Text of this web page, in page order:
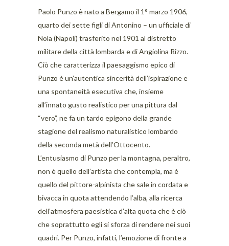
Paolo Punzo è nato a Bergamo il 1° marzo 1906,
quarto dei sette figli di Antonino – un ufficiale di
Nola (Napoli) trasferito nel 1901 al distretto
militare della città lombarda e di Angiolina Rizzo.
Ciò che caratterizza il paesaggismo epico di
Punzo è un’autentica sincerità dell’ispirazione e
una spontaneità esecutiva che, insieme
all’innato gusto realistico per una pittura dal
“vero”, ne fa un tardo epigono della grande
stagione del realismo naturalistico lombardo
della seconda metà dell’Ottocento.
L’entusiasmo di Punzo per la montagna, peraltro,
non è quello dell’artista che contempla, ma è
quello del pittore-alpinista che sale in cordata e
bivacca in quota attendendo l’alba, alla ricerca
dell’atmosfera paesistica d’alta quota che è ciò
che soprattutto egli si sforza di rendere nei suoi
quadri. Per Punzo, infatti, l’emozione di fronte a